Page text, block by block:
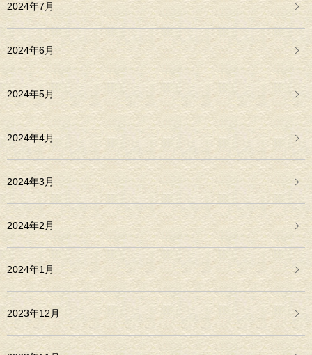
2024年7月
2024年6月
2024年5月
2024年4月
2024年3月
2024年2月
2024年1月
2023年12月